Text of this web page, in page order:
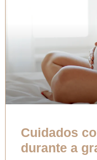
Cuidados
durante a